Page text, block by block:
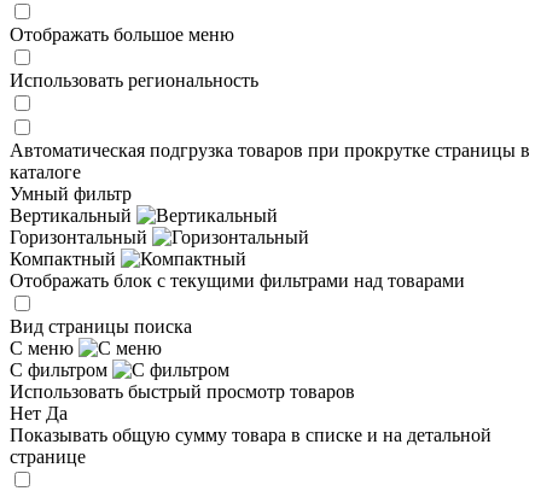
Отображать большое меню
Использовать региональность
Автоматическая подгрузка товаров при прокрутке страницы в
каталоге
Умный фильтр
Вертикальный
Горизонтальный
Компактный
Отображать блок с текущими фильтрами над товарами
Вид страницы поиска
С меню
С фильтром
Использовать быстрый просмотр товаров
Нет Да
Показывать общую сумму товара в списке и на детальной
странице